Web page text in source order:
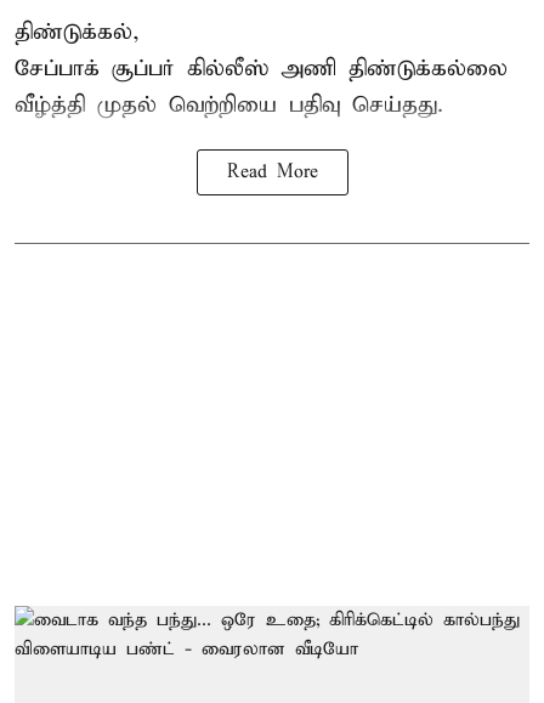
திண்டுக்கல்,
சேப்பாக் சூப்பர் கில்லீஸ் அணி திண்டுக்கல்லை
வீழ்த்தி முதல் வெற்றியை பதிவு செய்தது.
Read More